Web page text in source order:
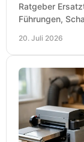
Ratgeber
Führungen,
20. Juli 2026